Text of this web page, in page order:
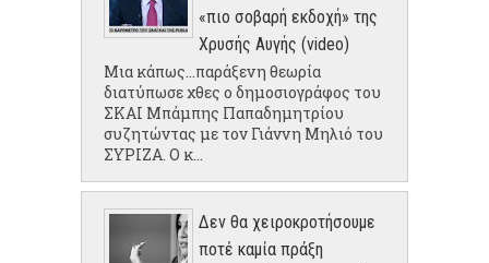
«πιο σοβαρή εκδοχή» της
Χρυσής Αυγής (video)
Μια κάπως...παράξενη θεωρία
διατύπωσε χθες ο δημοσιογράφος του
ΣΚΑΙ Μπάμπης Παπαδημητρίου
συζητώντας με τον Γιάννη Μηλιό του
ΣΥΡΙΖΑ. Ο κ...
Δεν θα χειροκροτήσουμε
ποτέ καμία πράξη